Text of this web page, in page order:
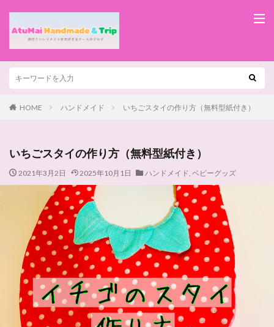
HOME ハンドメイド いちごスタイの作り方（無料型紙付き）
いちごスタイの作り方（無料型紙付き）
2021年3月2日 2025年10月1日 ハンドメイド, ベビーグッズ